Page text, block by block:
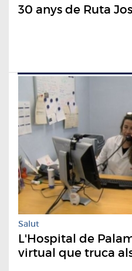
30 anys de Ruta
Salut
L'Hospital de
virtual que truca